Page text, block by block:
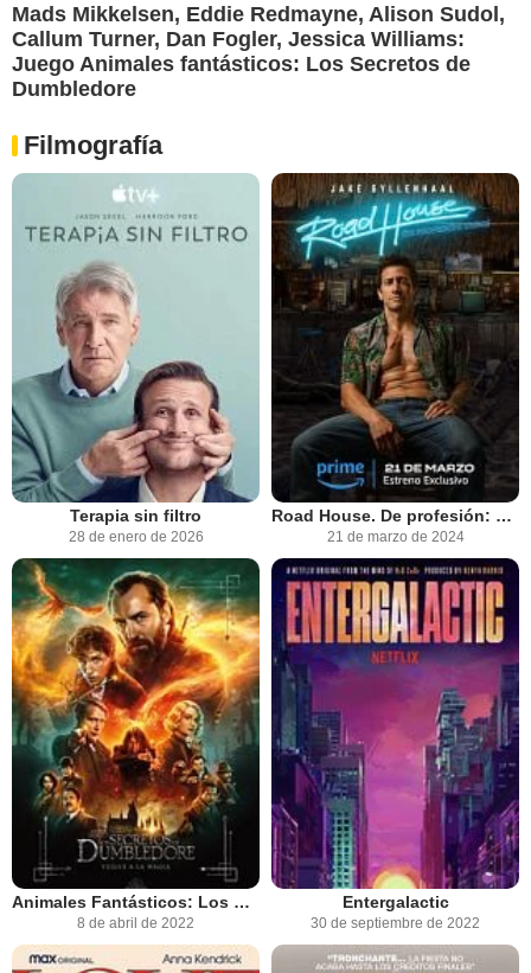
Mads Mikkelsen, Eddie Redmayne, Alison Sudol,
Callum Turner, Dan Fogler, Jessica Williams:
Juego Animales fantásticos: Los Secretos de
Dumbledore
Filmografía
Terapia sin filtro
28 de enero de 2026
Road House. De profesión: duro
21 de marzo de 2024
Animales Fantásticos: Los Secretos de Dumbledore
8 de abril de 2022
Entergalactic
30 de septiembre de 2022